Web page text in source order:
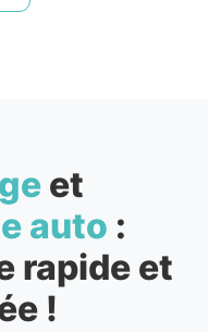
et
auto :
rapide et
!